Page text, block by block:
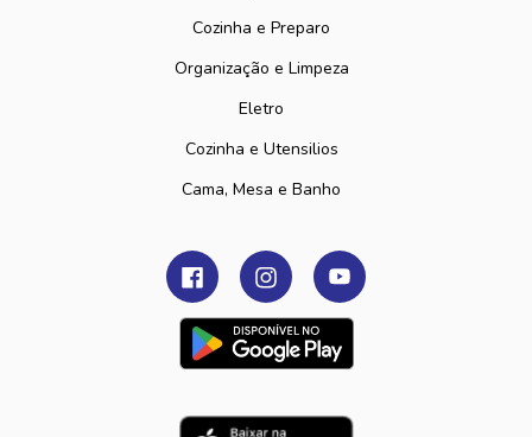
Cozinha e Preparo
Organização e Limpeza
Eletro
Cozinha e Utensilios
Cama, Mesa e Banho